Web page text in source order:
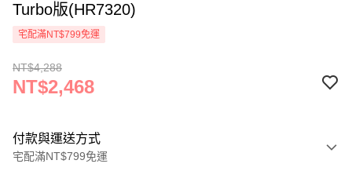
Turbo版(HR7320)
宅配滿NT$799免運
NT$4,288
NT$2,468
付款與運送方式
宅配滿NT$799免運